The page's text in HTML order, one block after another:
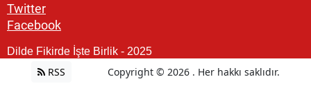
Twitter
Facebook
Dilde Fikirde İşte Birlik - 2025
RSS Copyright © 2026 . Her hakkı saklıdır.